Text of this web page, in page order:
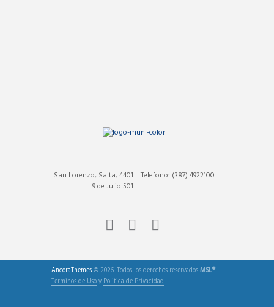
Telefono: (387) 4922100
San Lorenzo, Salta, 4401
9 de Julio 501
AncoraThemes© 2026. Todos los derechos reservadosMSL®.
Terminos de Usoy Politica de Privacidad